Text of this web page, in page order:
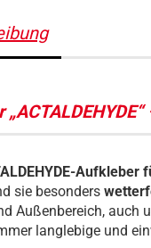
-Aufkleber
sie besonders
Außenbereich, auch
langlebige und